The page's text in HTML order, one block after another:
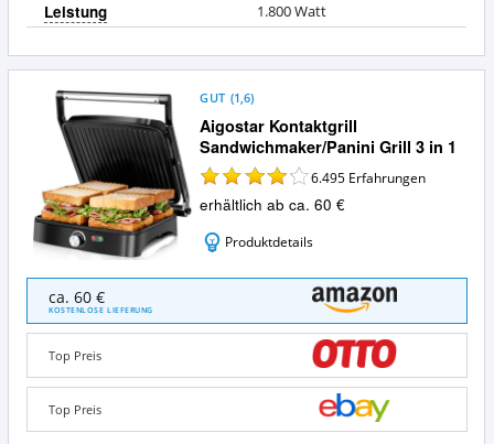
Leistung 1.800 Watt
Aigostar Kontaktgrill
Sandwichmaker/Panini Grill 3 in 1
GUT (1,6)
6.495 Erfahrungen
erhältlich ab ca. 60 €
Produktdetails
Aigostar
Kontaktgrill
Sandwichmaker/Panini
Grill
in
Angebote:
ca. 60 €
KOSTENLOSE LIEFERUNG
Top Preis
Top Preis